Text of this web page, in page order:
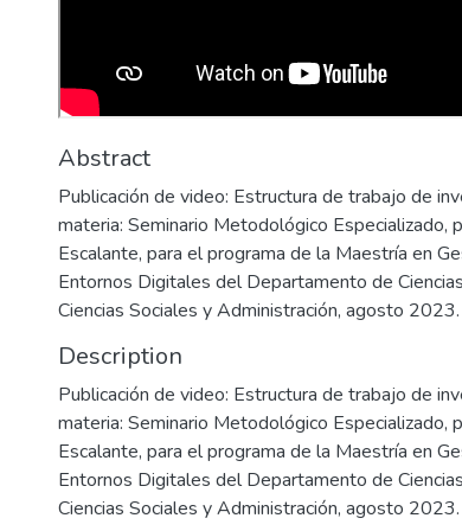
Abstract
Publicación de video: Estructura de trabajo de
materia: Seminario Metodológico Especializado,
Escalante, para el programa de la Maestría en
Entornos Digitales del Departamento de
Ciencias Sociales y Administración, agosto 2023.
Description
Publicación de video: Estructura de trabajo de
materia: Seminario Metodológico Especializado,
Escalante, para el programa de la Maestría en
Entornos Digitales del Departamento de
Ciencias Sociales y Administración, agosto 2023.